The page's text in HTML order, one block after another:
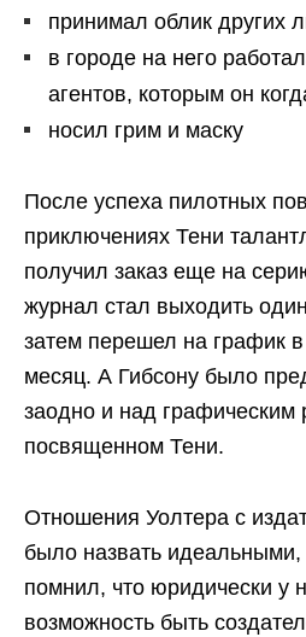
принимал облик других
в городе на него
агентов, которым он
носил грим и маску
После успеха пилотных
приключениях Тени
получил заказ еще на
журнал стал выходить
затем перешел на график
месяц. А Гибсону было
заодно и над графическим
посвященном Тени.
Отношения Уолтера с
было назвать идеальными,
помнил, что юридически у
возможность быть